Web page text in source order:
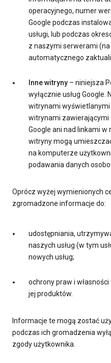
operacyjnego, numer
Google podczas
usługi, lub podczas
z naszymi serwerami (na
automatycznego
Inne witryny – niniejsza
wyłącznie usług
witrynami
witrynami zawierającymi
Google ani nad linkami w
witryny mogą
na komputerze
podawania danych
Oprócz wyżej wymienionych
zgromadzone informacje do:
udostępniania,
naszych usług (w tym
nowych usług;
ochrony praw i
jej produktów.
Informacje te mogą zostać
podczas ich gromadzenia
zgody użytkownika.